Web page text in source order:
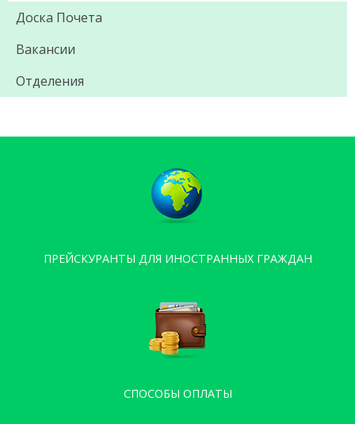
Доска Почета
Вакансии
Отделения
ПРЕЙСКУРАНТЫ ДЛЯ ИНОСТРАННЫХ ГРАЖДАН
СПОСОБЫ ОПЛАТЫ